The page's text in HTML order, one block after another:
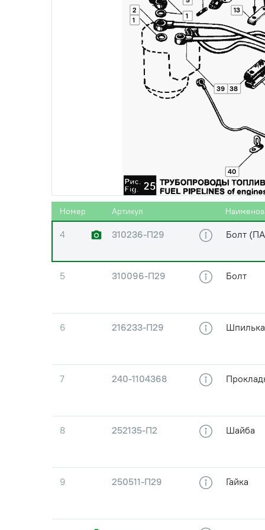
1 1
2 13
38
39
40
Номер Артикул
312670-П29 Шайба
312326-П34 Шайба
Трубка
236-1104430
4 310236-П29 Болт
5 310096-П29 Болт
6 216233-П29 Шпилька
7 240-1104368
8 252135-П2 Шайба
9 250511-П29 Гайка